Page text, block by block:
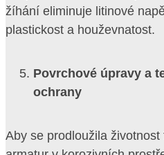
žíhání eliminuje litinové
plastickost a houževnatost.
Povrchové úpravy a
ochrany
Aby se prodloužila